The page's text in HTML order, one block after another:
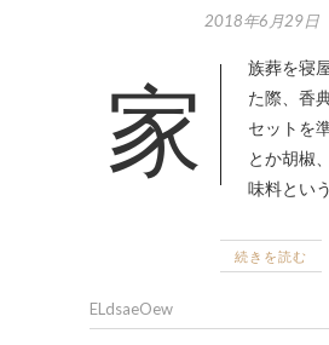
2018年6月29日
家族葬を寝屋川の斎場で行っ
た際、香
セットを
とか胡椒
味料とい
続きを読む
ELdsaeOew